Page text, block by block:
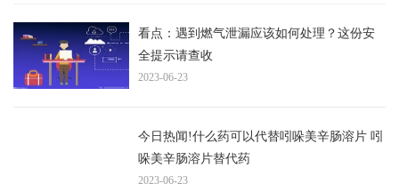
看点：遇到燃气泄漏应该如何处理？这份安
全提示请查收
2023-06-23
今日热闻!什么药可以代替吲哚美辛肠溶片 吲
哚美辛肠溶片替代药
2023-06-23